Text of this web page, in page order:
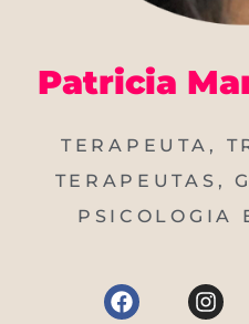
Patricia
TERAPEUTA,
TERAPEUTAS,
PSICOLOGIA